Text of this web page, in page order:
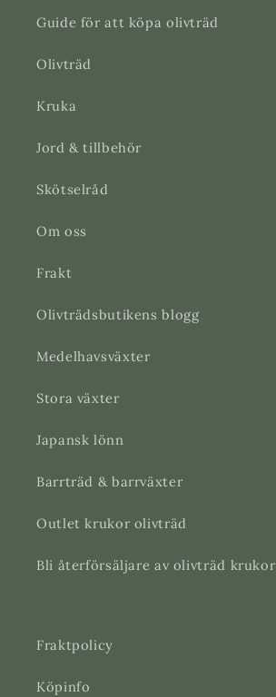
Guide för att köpa olivträd
Olivträd
Kruka
Jord & tillbehör
Skötselråd
Om oss
Frakt
Olivträdsbutikens blogg
Medelhavsväxter
Stora växter
Japansk lönn
Barrträd & barrväxter
Outlet krukor olivträd
Bli återförsäljare av olivträd krukor
Fraktpolicy
Köpinfo